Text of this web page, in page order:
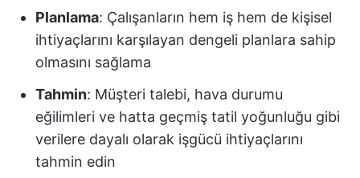
Planlama: Çalışanların hem iş hem de kişisel
ihtiyaçlarını karşılayan dengeli planlara sahip
olmasını sağlama
Tahmin: Müşteri talebi, hava durumu
eğilimleri ve hatta geçmiş tatil yoğunluğu gibi
verilere dayalı olarak işgücü ihtiyaçlarını
tahmin edin